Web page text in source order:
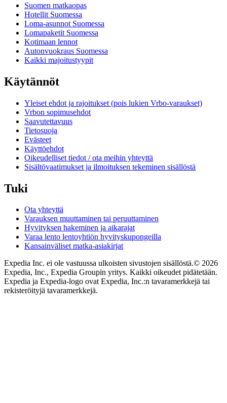
Suomen matkaopas
Hotellit Suomessa
Loma-asunnot Suomessa
Lomapaketit Suomessa
Kotimaan lennot
Autonvuokraus Suomessa
Kaikki majoitustyypit
Käytännöt
Yleiset ehdot ja rajoitukset (pois lukien Vrbo-varaukset)
Vrbon sopimusehdot
Saavutettavuus
Tietosuoja
Evästeet
Käyttöehdot
Oikeudelliset tiedot / ota meihin yhteyttä
Sisältövaatimukset ja ilmoituksen tekeminen sisällöstä
Tuki
Ota yhteyttä
Varauksen muuttaminen tai peruuttaminen
Hyvityksen hakeminen ja aikarajat
Varaa lento lentoyhtiön hyvityskupongeilla
Kansainväliset matka-asiakirjat
Expedia Inc. ei ole vastuussa ulkoisten sivustojen sisällöstä.© 2026
Expedia, Inc., Expedia Groupin yritys. Kaikki oikeudet pidätetään.
Expedia ja Expedia-logo ovat Expedia, Inc.:n tavaramerkkejä tai
rekisteröityjä tavaramerkkejä.